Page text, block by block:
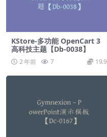
KStore-多功能 OpenCart 3
高科技主题【Db-0038】
2 年前 7 19.9